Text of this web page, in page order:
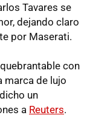
Tavares se
dejando claro
por Maserati.
con
marca de lujo
un
a Reuters.